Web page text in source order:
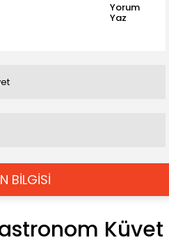
Yorum
Yaz
BİLGİSİ
Küvet